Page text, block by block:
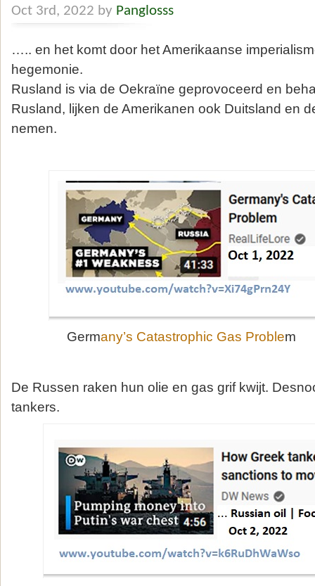
Oct 3rd, 2022 by Panglosss
….. en het komt door het Amerikaanse
hegemonie.
Rusland is via de Oekraïne geprovoceerd en
Rusland, lijken de Amerikanen ook Duitsland en
nemen.
Germany’s Catastrophic Gas Problem
De Russen raken hun olie en gas grif kwijt.
tankers.